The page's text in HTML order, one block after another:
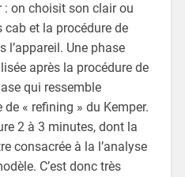
: on choisit son clair ou
et la procédure de
l’appareil. Une phase
après la procédure de
qui ressemble
« refining » du Kemper.
2 à 3 minutes, dont la
consacrée à la l’analyse
C’est donc très